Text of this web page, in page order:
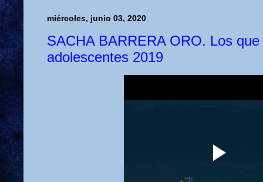
miércoles, junio 03, 2020
SACHA BARRERA ORO. Los
adolescentes 2019